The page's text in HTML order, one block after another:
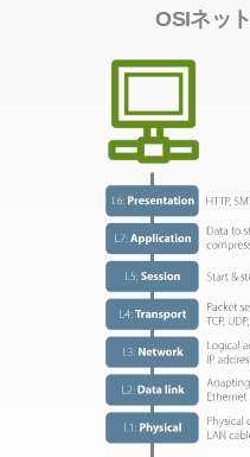
OSIネッ